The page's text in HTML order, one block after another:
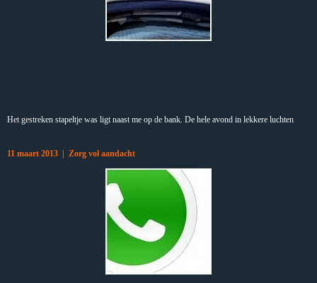
Het gestreken stapeltje was ligt naast me op de bank. De hele avond in lekkere luchten
11 maart 2013 | Zorg vol aandacht